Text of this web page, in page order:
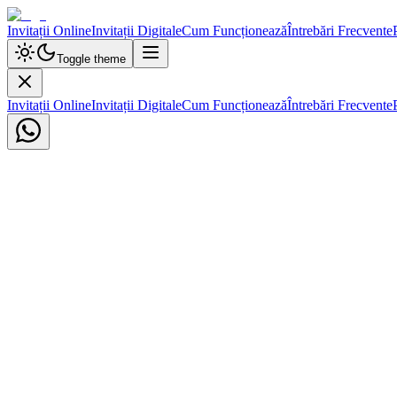
Invitații OnlineInvitații DigitaleCum FuncționeazăÎntrebări Frecvente
Toggle theme
Invitații OnlineInvitații DigitaleCum FuncționeazăÎntrebări Frecvente